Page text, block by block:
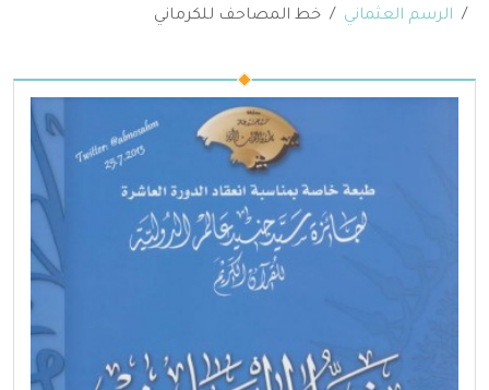
الرسم العثماني
خط المصاحف للكرماني